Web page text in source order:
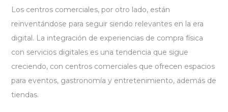
Los centros comerciales, por otro lado, están
reinventándose para seguir siendo relevantes en la era
digital. La integración de experiencias de compra física
con servicios digitales es una tendencia que sigue
creciendo, con centros comerciales que ofrecen espacios
para eventos, gastronomía y entretenimiento, además de
tiendas.